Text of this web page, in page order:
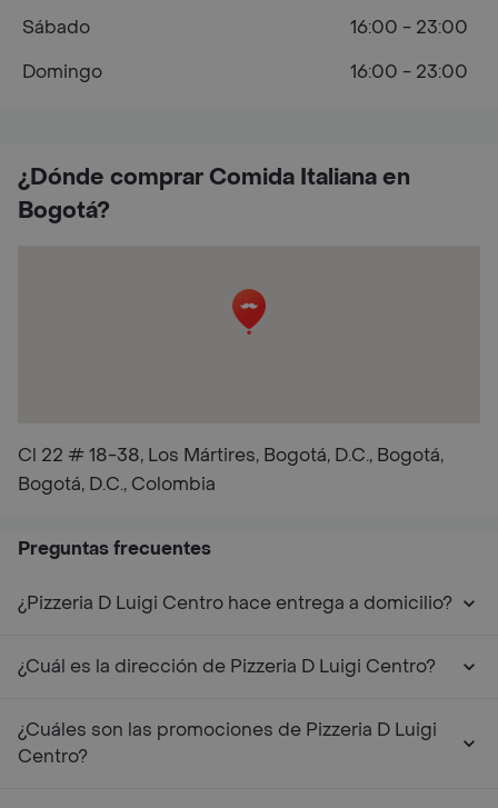
¿Dónde comprar Comida Italiana en
Bogotá?
Cl 22 # 18-38, Los Mártires, Bogotá, D.C., Bogotá,
Bogotá, D.C., Colombia
Sábado
16:00 - 23:00
Domingo
16:00 - 23:00
Preguntas frecuentes
¿Pizzeria D Luigi Centro hace entrega a domicilio?
¿Cuál es la dirección de Pizzeria D Luigi Centro?
¿Cuáles son las promociones de Pizzeria D Luigi
Centro?